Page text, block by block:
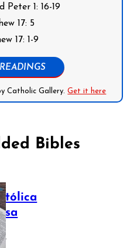
Peter 1: 16-19
17: 5
17: 1-9
Catholic Gallery.Get it here
Bibles